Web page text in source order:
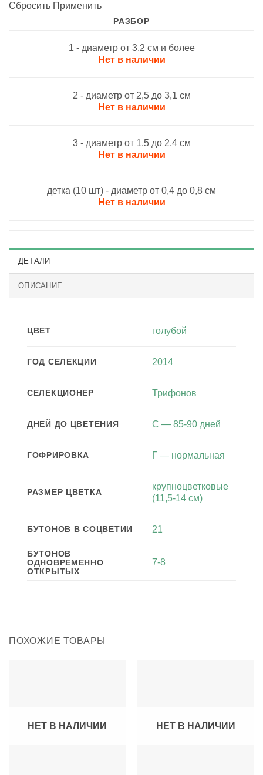
Сбросить Применить
РАЗБОР
1 - диаметр от 3,2 см и более
Нет в наличии
2 - диаметр от 2,5 до 3,1 см
Нет в наличии
3 - диаметр от 1,5 до 2,4 см
Нет в наличии
детка (10 шт) - диаметр от 0,4 до 0,8 см
Нет в наличии
ДЕТАЛИ
ОПИСАНИЕ
ЦВЕТ голубой
ГОД СЕЛЕКЦИИ 2014
СЕЛЕКЦИОНЕР Трифонов
ДНЕЙ ДО ЦВЕТЕНИЯ С — 85-90 дней
ГОФРИРОВКА Г — нормальная
РАЗМЕР ЦВЕТКА
крупноцветковые
(11,5-14 см)
БУТОНОВ В СОЦВЕТИИ 21
БУТОНОВ
ОДНОВРЕМЕННО
ОТКРЫТЫХ
7-8
ПОХОЖИЕ ТОВАРЫ
НЕТ В НАЛИЧИИ НЕТ В НАЛИЧИИ